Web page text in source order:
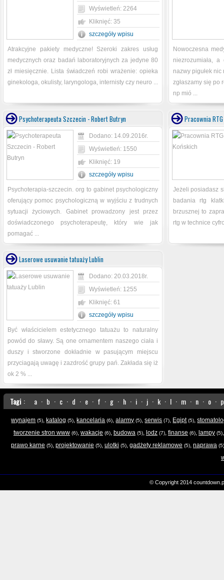
Wyświetleń: 2264
Kliknięć: 35
szczegóły wpisu
Atrakcyjne pakiety medyczne! Szeroki zakres usług
medycznych oraz badań laboratoryjnych za jedyne 80
zł miesięcznie. Lista świadczeń robi wrażenie: opieka
ginekologa, okulisty, laryngologa, internisty czy neuro ...
Nowoczesna
niezrozumiała,
nazwy pigułek
zgłaszamy się po
np mió ...
Psychoterapeuta Szczecin - Robert Butryn
Dodano: 14.09.2016r.
Wyświetleń: 1550
Kliknięć: 19
szczegóły wpisu
Psychoterapia-szczecin. org to gabinet psychologiczny
oferujący pomoc psychologiczną w wyjściu z trudnych
sytuacji życiowych. Gabinet prowadzony jest przez
doświadczonego psychoterapeutę, który wie jak
pomagać ...
Pracownia
Jeżeli posiadasz
badania rtg
brzusznej to
rtg w technice
Laserowe usuwanie tatuaży Lublin
Dodano: 20.03.2018r.
Wyświetleń: 1255
Kliknięć: 61
szczegóły wpisu
Być właścicielem estetycznego tatuażu to naturalny
powód do sławy. Są one ornamentem naszego ciała i
duszy i stworzone dokładnie w pasującym miejscu
przyciagają uwagę i zazdrość grupy pań. Zakłada się iż
ok 2 % ...
Tagi : a · b · c · d · e · f · g · h · i · j · k · l · m · n · o · p
wynajem (5), katalog (5), kancelaria (6),alarmy (5),serwis (7), Egipt (5),
tworzenie stron www (6), wakacje (6), budowa (5), lodz (7), finanse (6), lampy (5)
prawo karne (5), projektowanie (5), ulotki (5), gadżety reklamowe (5), naprawa (5)
© Copyright 2014